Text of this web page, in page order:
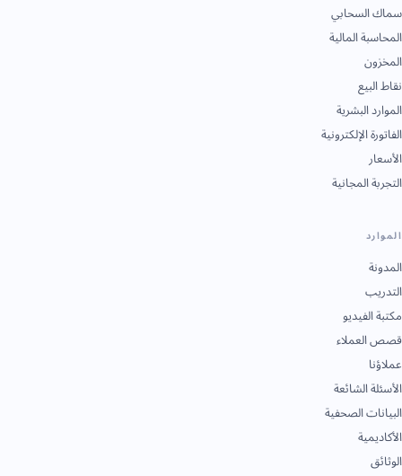
سماك السحابي
المحاسبة المالية
المخزون
نقاط البيع
الموارد البشرية
الفاتورة الإلكترونية
الأسعار
التجربة المجانية
الموارد
المدونة
التدريب
مكتبة الفيديو
قصص العملاء
عملاؤنا
الأسئلة الشائعة
البيانات الصحفية
الأكاديمية
الوثائق